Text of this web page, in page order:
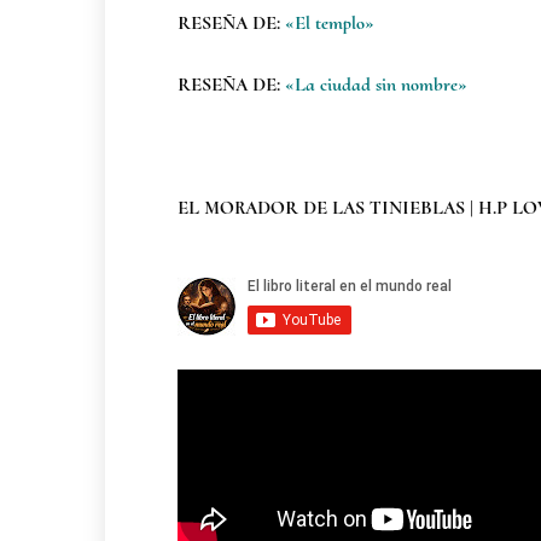
RESEÑA DE: «El templo»
RESEÑA DE: «La ciudad sin nombre»
EL MORADOR DE LAS TINIEBLAS | H.P